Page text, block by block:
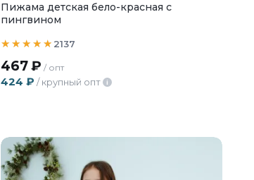
Пижама детская бело-красная с
пингвином
2137
467₽ / опт
424 ₽ / крупный опт i